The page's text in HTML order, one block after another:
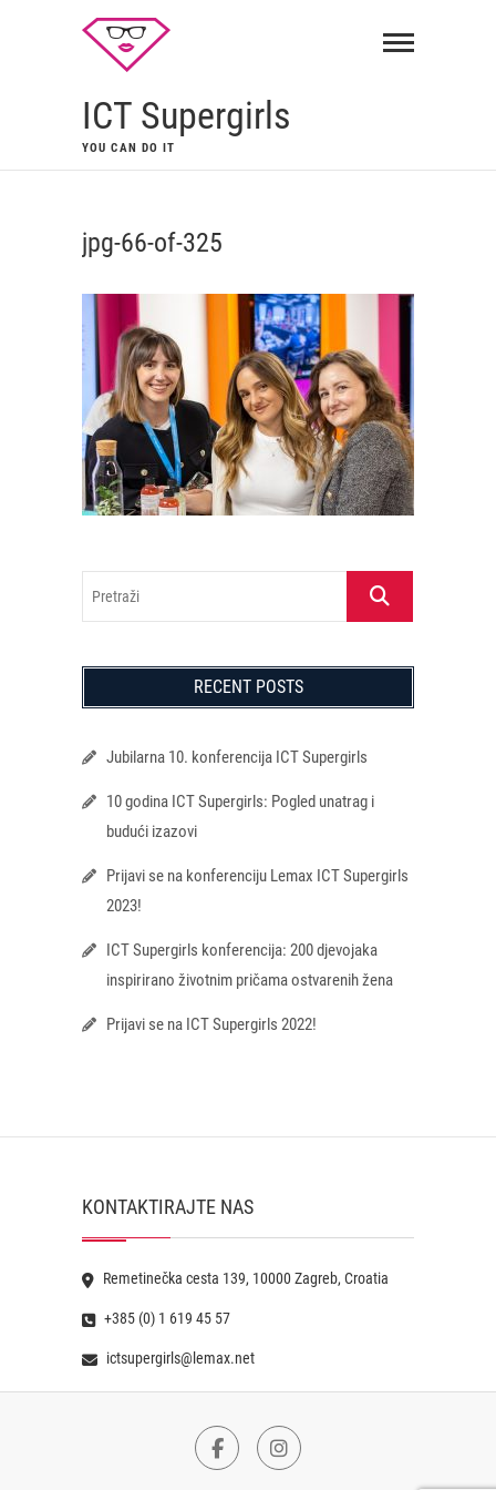
ICT Supergirls
YOU CAN DO IT
jpg-66-of-325
Pretraži
RECENT POSTS
Jubilarna 10. konferencija ICT Supergirls
10 godina ICT Supergirls: Pogled unatrag i
budući izazovi
Prijavi se na konferenciju Lemax ICT Supergirls
2023!
ICT Supergirls konferencija: 200 djevojaka
inspirirano životnim pričama ostvarenih žena
Prijavi se na ICT Supergirls 2022!
KONTAKTIRAJTE NAS
Remetinečka cesta 139, 10000 Zagreb, Croatia
+385 (0) 1 619 45 57
ictsupergirls@lemax.net
FacebookInstagram